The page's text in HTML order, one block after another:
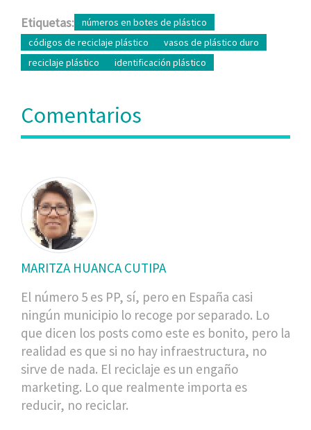
Etiquetas:
números en botes de plástico
códigos de reciclaje plástico
vasos de plástico duro
reciclaje plástico
identificación plástico
Comentarios
MARITZA HUANCA CUTIPA
El número 5 es PP, sí, pero en España casi
ningún municipio lo recoge por separado. Lo
que dicen los posts como este es bonito, pero la
realidad es que si no hay infraestructura, no
sirve de nada. El reciclaje es un engaño
marketing. Lo que realmente importa es
reducir, no reciclar.